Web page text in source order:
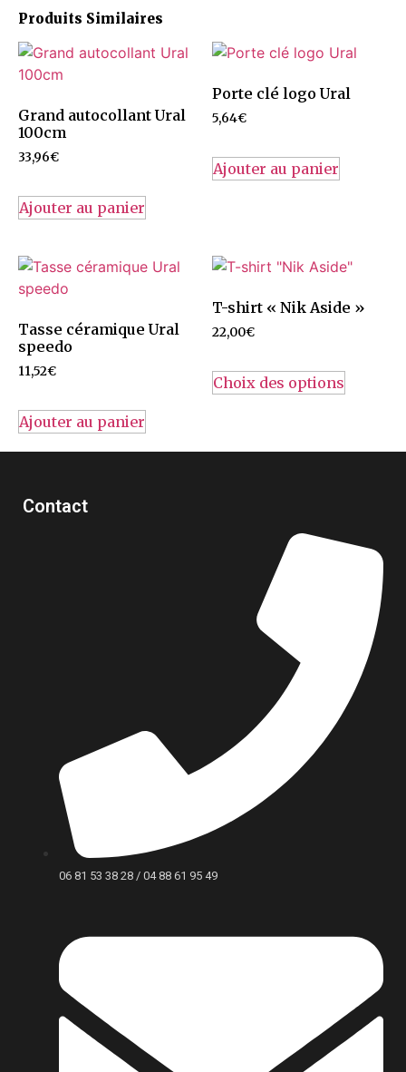
Produits Similaires
Grand autocollant Ural
100cm
33,96€
Ajouter au panier
Porte clé logo Ural
5,64€
Ajouter au panier
Tasse céramique Ural
speedo
11,52€
Ajouter au panier
T-shirt « Nik Aside »
22,00€
Choix des options
Contact
06 81 53 38 28 / 04 88 61 95 49